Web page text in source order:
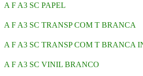
A F A3 SC PAPEL
A F A3 SC TRANSP COM T BRANCA
A F A3 SC TRANSP COM T BRANCA
A F A3 SC VINIL BRANCO